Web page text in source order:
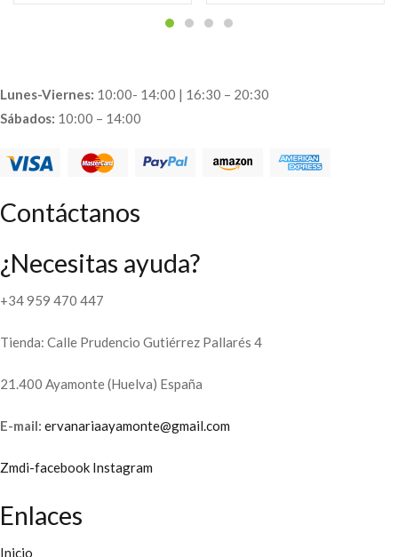
Lunes-Viernes: 10:00- 14:00 | 16:30 – 20:30
Sábados: 10:00 – 14:00
Contáctanos
¿Necesitas ayuda?
+34 959 470 447
Tienda: Calle Prudencio Gutiérrez Pallarés 4
21.400 Ayamonte (Huelva) España
E-mail: ervanariaayamonte@gmail.com
Zmdi-facebook Instagram
Enlaces
Inicio